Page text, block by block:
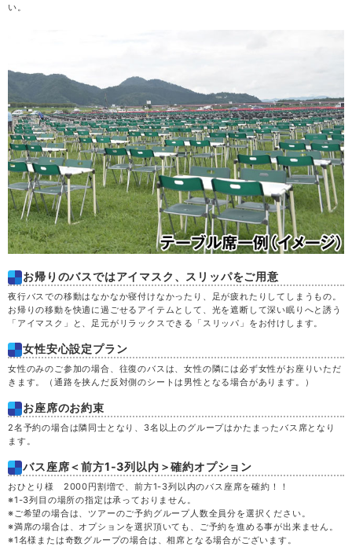
い。
お帰りのバスではアイマスク、スリッパをご用意
夜行バスでの移動はなかなか寝付けなかったり、足が疲れたりしてしまうもの。
お帰りの移動を快適に過ごせるアイテムとして、光を遮断して深い眠りへと誘う
「アイマスク」と、足元がリラックスできる「スリッパ」をお付けします。
女性安心設定プラン
女性のみのご参加の場合、往復のバスは、女性の隣には必ず女性がお座りいただ
きます。（通路を挟んだ反対側のシートは男性となる場合があります。）
お座席のお約束
2名予約の場合は隣同士となり、3名以上のグループはかたまったバス席となり
ます。
バス座席＜前方1-3列以内＞確約オプション
おひとり様 2000円割増で、前方1-3列以内のバス座席を確約！！
※1-3列目の場所の指定は承っておりません。
※ご希望の場合は、ツアーのご予約グループ人数全員分を選択ください。
※満席の場合は、オプションを選択頂いても、ご予約を進める事が出来ません。
※1名様または奇数グループの場合は、相席となる場合がございます。